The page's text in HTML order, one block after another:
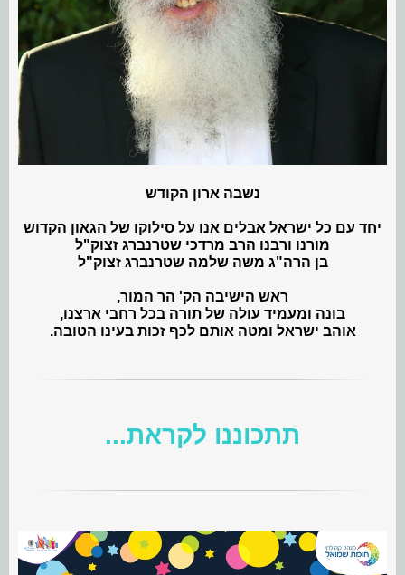
נשבה ארון הקודש
יחד עם כל ישראל אבלים אנו על סילוקו של הגאון הקדוש
מורנו ורבנו הרב מרדכי שטרנברג זצוק"ל
בן הרה"ג משה שלמה שטרנברג זצוק"ל
ראש הישיבה הק' הר המור,
בונה ומעמיד עולה של תורה בכל רחבי ארצנו,
אוהב ישראל ומטה אותם לכף זכות בעינו הטובה.
תתכוננו לקראת...